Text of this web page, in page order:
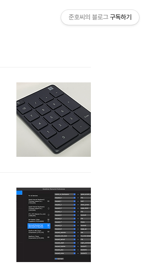
준호씨의 블로그 구독하기